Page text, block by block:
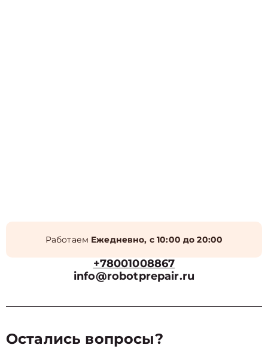
Работаем Ежедневно, с 10:00 до 20:00
+78001008867
info@robotprepair.ru
Остались вопросы?